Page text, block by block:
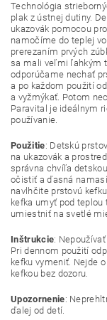
Technológia
plak z ústnej dutiny.
ukazovák pomocou
namočíme do teplej
prerezaním prvých
sa mali veľmi ľahkým
odporúčame nechať
a po každom použití
a vyžmýkať. Potom
Paravital je ideálnym
používanie.
Použitie: Detskú
na ukazovák a
správna chvíľa
očistiť a ďasná
navlhčite prstovú
kefka umyť pod
umiestniť na svetlé
Inštrukcie:
Pri dennom použití
kefku vymeniť. Nejde
kefkou bez dozoru.
Upozornenie:
ďalej od detí.